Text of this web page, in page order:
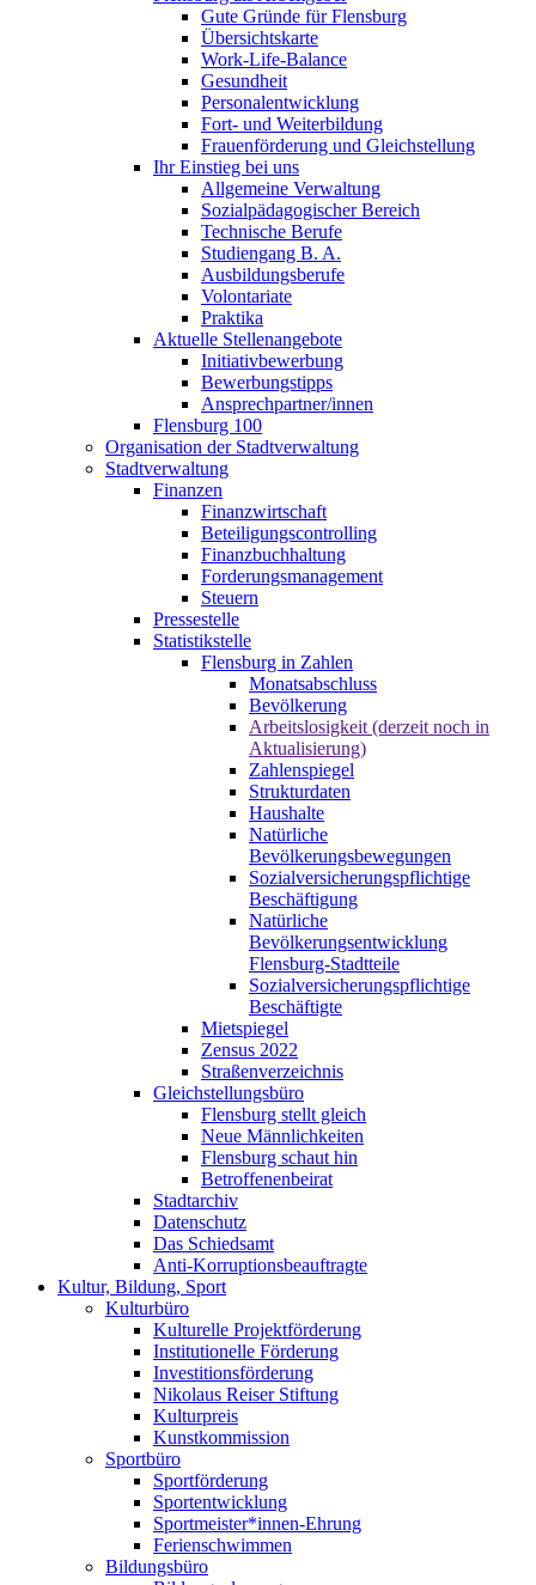
Gute Gründe für Flensburg
Übersichtskarte
Work-Life-Balance
Gesundheit
Personalentwicklung
Fort- und Weiterbildung
Frauenförderung und Gleichstellung
Ihr Einstieg bei uns
Allgemeine Verwaltung
Sozialpädagogischer Bereich
Technische Berufe
Studiengang B. A.
Ausbildungsberufe
Volontariate
Praktika
Aktuelle Stellenangebote
Initiativbewerbung
Bewerbungstipps
Ansprechpartner/innen
Flensburg 100
Organisation der Stadtverwaltung
Stadtverwaltung
Finanzen
Finanzwirtschaft
Beteiligungscontrolling
Finanzbuchhaltung
Forderungsmanagement
Steuern
Pressestelle
Statistikstelle
Flensburg in Zahlen
Monatsabschluss
Bevölkerung
Arbeitslosigkeit (derzeit noch in
Aktualisierung)
Zahlenspiegel
Strukturdaten
Haushalte
Natürliche
Bevölkerungsbewegungen
Sozialversicherungspflichtige
Beschäftigung
Natürliche
Bevölkerungsentwicklung
Flensburg-Stadtteile
Sozialversicherungspflichtige
Beschäftigte
Mietspiegel
Zensus 2022
Straßenverzeichnis
Gleichstellungsbüro
Flensburg stellt gleich
Neue Männlichkeiten
Flensburg schaut hin
Betroffenenbeirat
Stadtarchiv
Datenschutz
Das Schiedsamt
Anti-Korruptionsbeauftragte
Kultur, Bildung, Sport
Kulturbüro
Kulturelle Projektförderung
Institutionelle Förderung
Investitionsförderung
Nikolaus Reiser Stiftung
Kulturpreis
Kunstkommission
Sportbüro
Sportförderung
Sportentwicklung
Sportmeister*innen-Ehrung
Ferienschwimmen
Bildungsbüro